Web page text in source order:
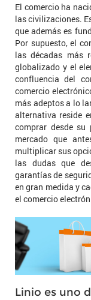
El comercio ha
las civilizaciones.
que además es
Por supuesto, el
las décadas más
globalizado y el
confluencia del
comercio
más adeptos a lo
alternativa reside
comprar desde su
mercado que
multiplicar sus
las dudas que
garantías de
en gran medida y
el comercio
Linio es uno